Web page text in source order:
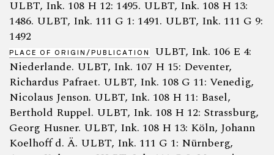
ULBT, Ink. 108 H 12: 1495. ULBT, Ink. 108 H 13:
1486. ULBT, Ink. 111 G 1: 1491. ULBT, Ink. 111 G 9:
1492
PLACE OF ORIGIN/PUBLICATION
ULBT, Ink. 106 E 4:
Niederlande. ULBT, Ink. 107 H 15: Deventer,
Richardus Pafraet. ULBT, Ink. 108 G 11: Venedig,
Nicolaus Jenson. ULBT, Ink. 108 H 11: Basel,
Berthold Ruppel. ULBT, Ink. 108 H 12: Strassburg,
Georg Husner. ULBT, Ink. 108 H 13: Köln, Johann
Koelhoff d. Ä. ULBT, Ink. 111 G 1: Nürnberg,